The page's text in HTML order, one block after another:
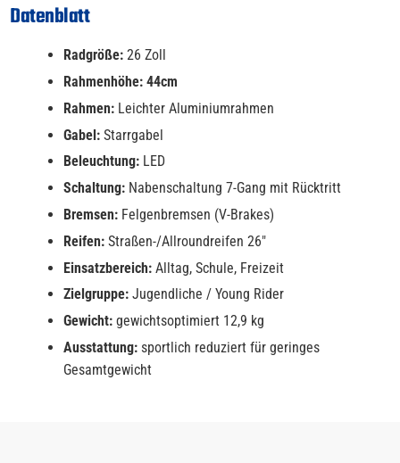
Datenblatt
Radgröße:26 Zoll
Rahmenhöhe: 44cm
Rahmen:Leichter Aluminiumrahmen
Gabel:Starrgabel
Beleuchtung:LED
Schaltung:Nabenschaltung 7-Gang mit Rücktritt
Bremsen:Felgenbremsen (V-Brakes)
Reifen:Straßen-/Allroundreifen 26"
Einsatzbereich:Alltag, Schule, Freizeit
Zielgruppe:Jugendliche / Young Rider
Gewicht:gewichtsoptimiert 12,9 kg
Ausstattung:sportlich reduziert für geringes
Gesamtgewicht